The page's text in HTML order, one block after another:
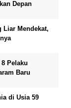
Depan
Liar Mendekat,
Pelaku
Baru
di Usia 59